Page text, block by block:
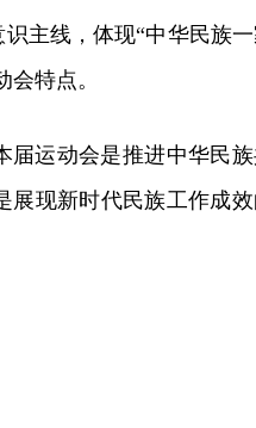
主线，体现“中华民族
特点。
届运动会是推进中华民
展现新时代民族工作成